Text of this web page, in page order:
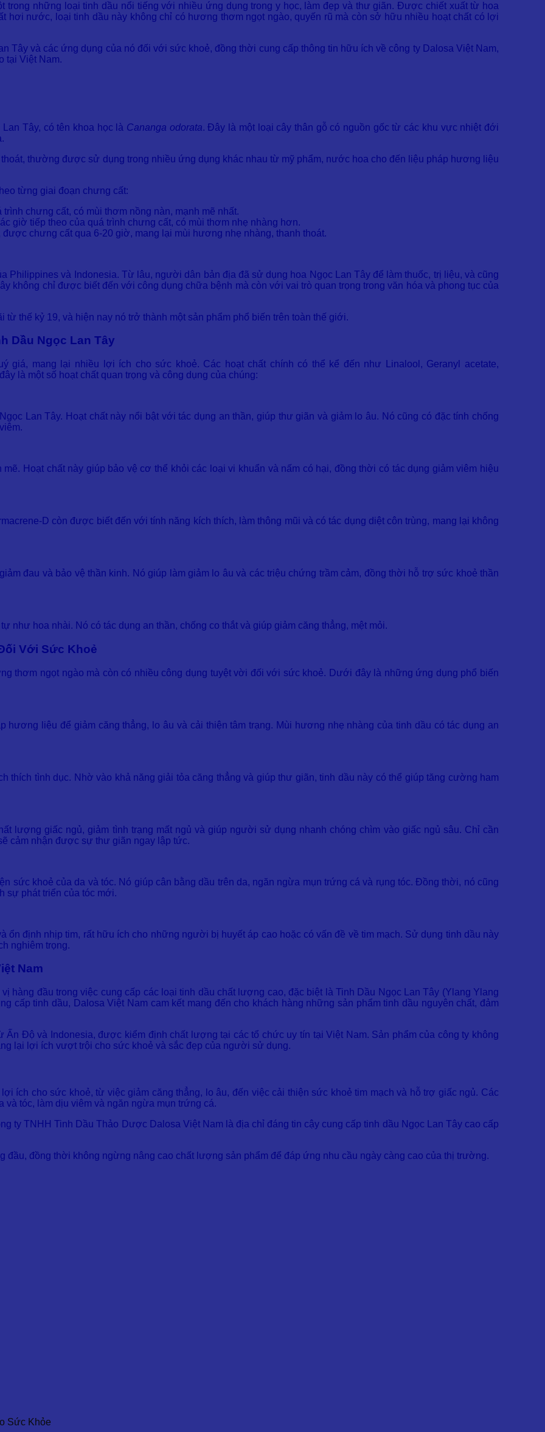
trong những loại tinh dầu nổi tiếng với nhiều ứng dụng trong y học, làm đẹp và thư giãn. Được chiết xuất từ hoa
hơi nước, loại tinh dầu này không chỉ có hương thơm ngọt ngào, quyến rũ mà còn sở hữu nhiều hoạt chất có lợi
Tây và các ứng dụng của nó đối với sức khoẻ, đồng thời cung cấp thông tin hữu ích về công ty Dalosa Việt Nam,
tại Việt Nam.
Tây, có tên khoa học là Cananga odorata. Đây là một loại cây thân gỗ có nguồn gốc từ các khu vực nhiệt đới
thường được sử dụng trong nhiều ứng dụng khác nhau từ mỹ phẩm, nước hoa cho đến liệu pháp hương liệu
từng giai đoạn chưng cất:
chưng cất, có mùi thơm nồng nàn, mạnh mẽ nhất.
giờ tiếp theo của quá trình chưng cất, có mùi thơm nhẹ nhàng hơn.
chưng cất qua 6-20 giờ, mang lại mùi hương nhẹ nhàng, thanh thoát.
Philippines và Indonesia. Từ lâu, người dân bản địa đã sử dụng hoa Ngọc Lan Tây để làm thuốc, trị liệu, và cũng
không chỉ được biết đến với công dụng chữa bệnh mà còn với vai trò quan trọng trong văn hóa và phong tục của
thế kỷ 19, và hiện nay nó trở thành một sản phẩm phổ biến trên toàn thế giới.
Dầu Ngọc Lan Tây
giá, mang lại nhiều lợi ích cho sức khoẻ. Các hoạt chất chính có thể kể đến như Linalool, Geranyl acetate,
là một số hoạt chất quan trọng và công dụng của chúng:
Lan Tây. Hoạt chất này nổi bật với tác dụng an thần, giúp thư giãn và giảm lo âu. Nó cũng có đặc tính chống
Hoạt chất này giúp bảo vệ cơ thể khỏi các loại vi khuẩn và nấm có hại, đồng thời có tác dụng giảm viêm hiệu
D còn được biết đến với tính năng kích thích, làm thông mũi và có tác dụng diệt côn trùng, mang lại không
đau và bảo vệ thần kinh. Nó giúp làm giảm lo âu và các triệu chứng trầm cảm, đồng thời hỗ trợ sức khoẻ thần
như hoa nhài. Nó có tác dụng an thần, chống co thắt và giúp giảm căng thẳng, mệt mỏi.
Với Sức Khoẻ
thơm ngọt ngào mà còn có nhiều công dụng tuyệt vời đối với sức khoẻ. Dưới đây là những ứng dụng phổ biến
liệu để giảm căng thẳng, lo âu và cải thiện tâm trạng. Mùi hương nhẹ nhàng của tinh dầu có tác dụng an
thích tình dục. Nhờ vào khả năng giải tỏa căng thẳng và giúp thư giãn, tinh dầu này có thể giúp tăng cường ham
lượng giấc ngủ, giảm tình trạng mất ngủ và giúp người sử dụng nhanh chóng chìm vào giấc ngủ sâu. Chỉ cần
cảm nhận được sự thư giãn ngay lập tức.
sức khoẻ của da và tóc. Nó giúp cân bằng dầu trên da, ngăn ngừa mụn trứng cá và rụng tóc. Đồng thời, nó cũng
sự phát triển của tóc mới.
ổn định nhịp tim, rất hữu ích cho những người bị huyết áp cao hoặc có vấn đề về tim mạch. Sử dụng tinh dầu này
nghiêm trọng.
Nam
hàng đầu trong việc cung cấp các loại tinh dầu chất lượng cao, đặc biệt là Tinh Dầu Ngọc Lan Tây (Ylang Ylang
cấp tinh dầu, Dalosa Việt Nam cam kết mang đến cho khách hàng những sản phẩm tinh dầu nguyên chất, đảm
Độ và Indonesia, được kiểm định chất lượng tại các tổ chức uy tín tại Việt Nam. Sản phẩm của công ty không
lại lợi ích vượt trội cho sức khoẻ và sắc đẹp của người sử dụng.
ích cho sức khoẻ, từ việc giảm căng thẳng, lo âu, đến việc cải thiện sức khoẻ tim mạch và hỗ trợ giấc ngủ. Các
và tóc, làm dịu viêm và ngăn ngừa mụn trứng cá.
ty TNHH Tinh Dầu Thảo Dược Dalosa Việt Nam là địa chỉ đáng tin cậy cung cấp tinh dầu Ngọc Lan Tây cao cấp
đầu, đồng thời không ngừng nâng cao chất lượng sản phẩm để đáp ứng nhu cầu ngày càng cao của thị trường.
Sức Khỏe